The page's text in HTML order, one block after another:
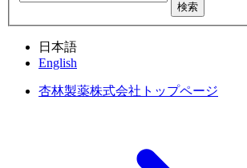
検索
日本語
English
杏林製薬株式会社トップページ